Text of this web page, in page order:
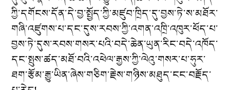
ཀྱི་དགོངས་དོན་དེ་བྱ་སྤྱོད་ཀྱི་མཛུབ་ཁྲིད་དུ་བྱས་ཏེ་ས་མཐོར་
གཞི་འཛུགས་པ་དང་དུས་རབས་ཀྱི་འགན་འཁྲི་འཁུར་ཕོད་པ་
བྱས་ཏེ་དུས་རབས་གསར་པའི་བདེ་ཆེན་ཡུན་རིང་བདེ་འཁོད་
དང་སྤུས་ཚད་མཐོ་བའི་འཕེལ་རྒྱས་ཀྱི་ལེའུ་གསར་པ་ཧུར་
ཐག་རྩོམ་རྒྱུ་ཡིན་ཞེས་གཅིག་རྗེས་གཉིས་མཐུད་ངང་བརྗོད་